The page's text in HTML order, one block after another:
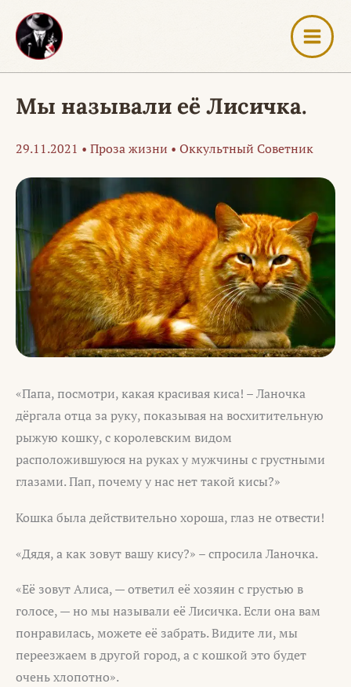
Перейти
содержимому
Мы называли её Лисичка.
29.11.2021 • Проза жизни • Оккультный Советник
«Папа, посмотри, какая красивая киса! – Ланочка
дёргала отца за руку, показывая на восхитительную
рыжую кошку, с королевским видом
расположившуюся на руках у мужчины с грустными
глазами. Пап, почему у нас нет такой кисы?»
Кошка была действительно хороша, глаз не отвести!
«Дядя, а как зовут вашу кису?» – спросила Ланочка.
«Её зовут Алиса, — ответил её хозяин с грустью в
голосе, — но мы называли её Лисичка. Если она вам
понравилась, можете её забрать. Видите ли, мы
переезжаем в другой город, а с кошкой это будет
очень хлопотно».